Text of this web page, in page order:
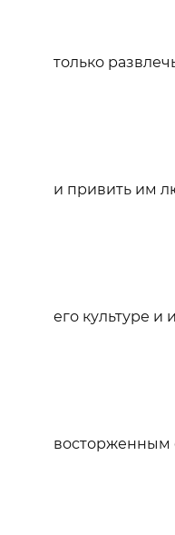
только
и привить им
его культуре и
восторженным